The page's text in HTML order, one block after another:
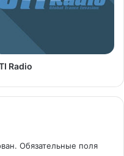
Radio
Обязательные поля